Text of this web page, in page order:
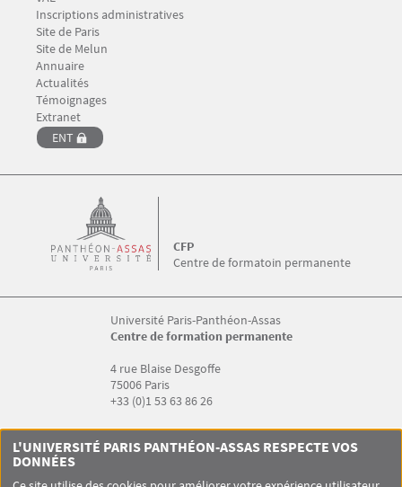
Inscriptions administratives
Menu Footer CFP 3
Site de Paris
Site de Melun
Annuaire
Menu Footer CFP 4
Actualités
Témoignages
Menu Footer CFP 5
Extranet
ENT
Centre de formatoin permanente
CFP
Université Paris-Panthéon-Assas
Centre de formation permanente
4 rue Blaise Desgoffe
75006 Paris
+33 (0)1 53 63 86 26
Menu RS CFP
L'UNIVERSITÉ PARIS PANTHÉON-ASSAS RESPECTE VOS
DONNÉES